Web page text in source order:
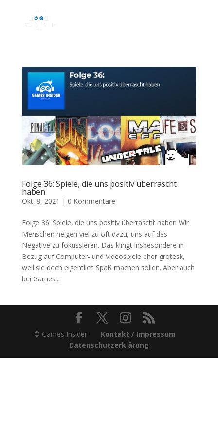
Folge 36: Spiele, die uns positiv überrascht
haben
Okt. 8, 2021 | 0 Kommentare
Folge 36: Spiele, die uns positiv überrascht haben Wir
Menschen neigen viel zu oft dazu, uns auf das
Negative zu fokussieren. Das klingt insbesondere in
Bezug auf Computer- und Videospiele eher grotesk,
weil sie doch eigentlich Spaß machen sollen. Aber auch
bei Games...
© Games Insider Kontakt / Impressum
Datenschutzerklärung